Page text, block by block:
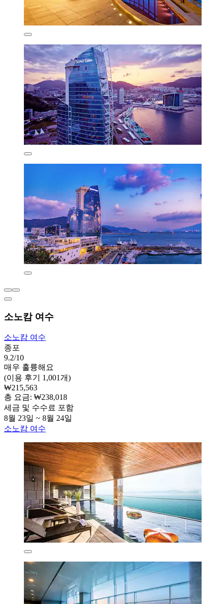
소노캄 여수
소노캄 여수
종포
9.2/10
매우 훌륭해요
(이용 후기 1,001개)
₩215,563
총 요금: ₩238,018
세금 및 수수료 포함
8월 23일 ~ 8월 24일
소노캄 여수